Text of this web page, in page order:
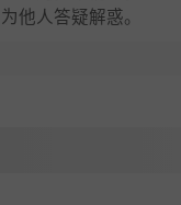
他人答疑解惑。